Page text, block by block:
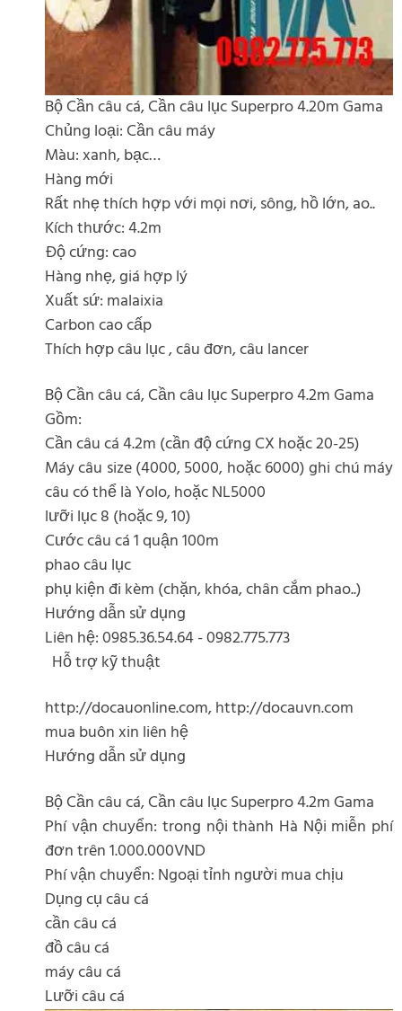
Bộ Cần câu cá, Cần câu lục Superpro 4.20m Gama
Chủng loại: Cần câu máy
Màu: xanh, bạc…
Hàng mới
Rất nhẹ thích hợp với mọi nơi, sông, hồ lớn, ao..
Kích thước: 4.2m
Độ cứng: cao
Hàng nhẹ, giá hợp lý
Xuất sứ: malaixia
Carbon cao cấp
Thích hợp câu lục , câu đơn, câu lancer
Bộ Cần câu cá, Cần câu lục Superpro 4.2m Gama
Gồm:
Cần câu cá 4.2m (cần độ cứng CX hoặc 20-25)
Máy câu size (4000, 5000, hoặc 6000) ghi chú máy
câu có thể là Yolo, hoặc NL5000
lưỡi lục 8 (hoặc 9, 10)
Cước câu cá 1 quận 100m
phao câu lục
phụ kiện đi kèm (chặn, khóa, chân cắm phao..)
Hướng dẫn sử dụng
Liên hệ: 0985.36.54.64 - 0982.775.773
Hỗ trợ kỹ thuật
http://docauonline.com, http://docauvn.com
mua buôn xin liên hệ
Hướng dẫn sử dụng
Bộ Cần câu cá, Cần câu lục Superpro 4.2m Gama
Phí vận chuyển: trong nội thành Hà Nội miễn phí
đơn trên 1.000.000VND
Phí vận chuyển: Ngoại tỉnh người mua chịu
Dụng cụ câu cá
cần câu cá
đồ câu cá
máy câu cá
Lưỡi câu cá